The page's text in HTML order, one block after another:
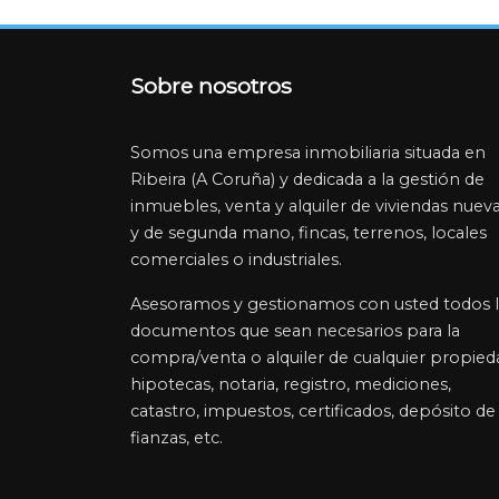
Sobre nosotros
Somos una empresa inmobiliaria situada en
Ribeira (A Coruña) y dedicada a la gestión de
inmuebles, venta y alquiler de viviendas
y de segunda mano, fincas, terrenos, locales
comerciales o industriales.
Asesoramos y gestionamos con usted todos
documentos que sean necesarios para la
compra/venta o alquiler de cualquier
hipotecas, notaria, registro, mediciones,
catastro, impuestos, certificados, depósito de
fianzas, etc.